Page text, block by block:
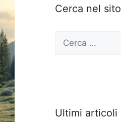
Cerca nel sito
Ricerca
Ultimi articoli